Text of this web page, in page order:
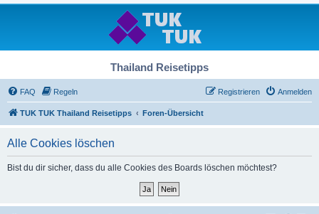
Thailand Reisetipps
FAQ Regeln Anmelden
Registrieren
TUK TUK Thailand Reisetipps Foren-Übersicht
Alle Cookies löschen
Bist du dir sicher, dass du alle Cookies des Boards löschen möchtest?